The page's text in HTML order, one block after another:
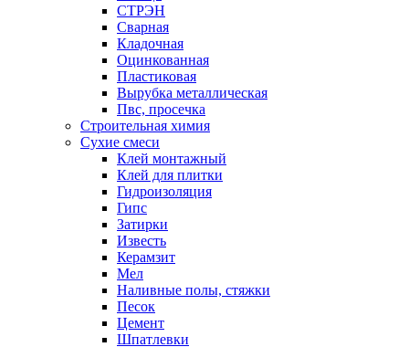
СТРЭН
Сварная
Кладочная
Оцинкованная
Пластиковая
Вырубка металлическая
Пвс, просечка
Строительная химия
Сухие смеси
Клей монтажный
Клей для плитки
Гидроизоляция
Гипс
Затирки
Известь
Керамзит
Мел
Наливные полы, стяжки
Песок
Цемент
Шпатлевки